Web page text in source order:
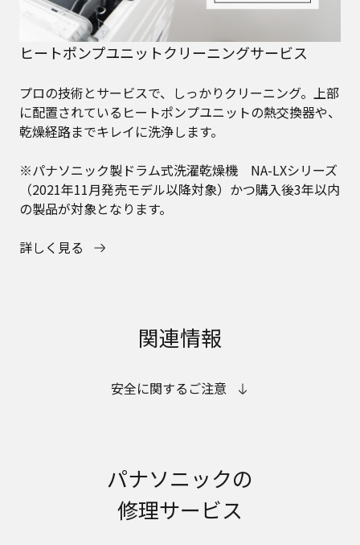
ヒートポンプユニットクリーニングサービス
プロの技術とサービスで、しっかりクリーニング。上部
に配置されているヒートポンプユニットの熱交換器や、
乾燥経路までキレイに洗浄します。​
※パナソニック製ドラム式洗濯乾燥機 NA-LXシリーズ
（2021年11月発売モデル以降対象）かつ購入後3年以内
の製品が対象となります。
詳しく見る
関連情報
安全に関するご注意
パナソニックの
修理サービス